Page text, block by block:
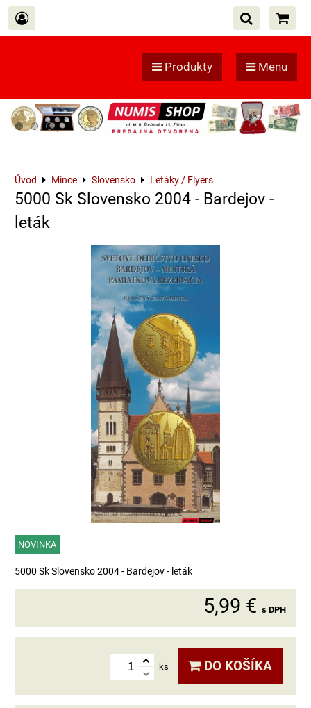
Produkty Menu
Úvod Mince Slovensko Letáky / Flyers
5000 Sk Slovensko 2004 - Bardejov -
leták
NOVINKA
5000 Sk Slovensko 2004 - Bardejov - leták
5,99 € s DPH
ks DO KOŠÍKA